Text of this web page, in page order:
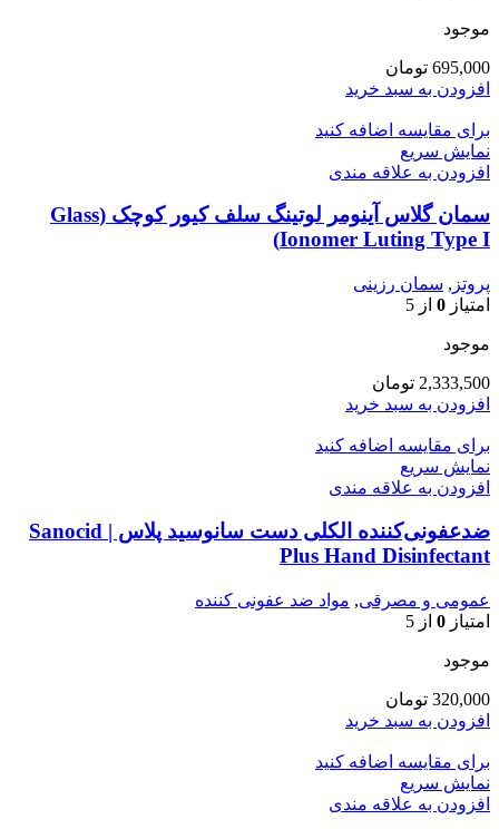
موجود
695,000 تومان
افزودن به سبد خرید
برای مقایسه اضافه کنید
نمایش سریع
افزودن به علاقه مندی
سمان گلاس آینومر لوتینگ سلف کیور کوچک (Glass
Ionomer Luting Type I)
پروتز , سمان رزینی
امتیاز 0 از 5
موجود
2,333,500 تومان
افزودن به سبد خرید
برای مقایسه اضافه کنید
نمایش سریع
افزودن به علاقه مندی
ضدعفونی‌کننده الکلی دست سانوسید پلاس | Sanocid
Plus Hand Disinfectant
عمومی و مصرقی, مواد ضد عفونی کننده
امتیاز 0 از 5
موجود
320,000 تومان
افزودن به سبد خرید
برای مقایسه اضافه کنید
نمایش سریع
افزودن به علاقه مندی